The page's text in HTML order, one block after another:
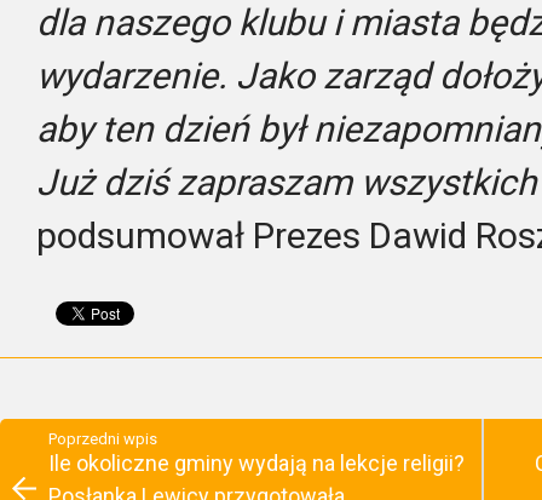
dla naszego klubu i miasta
wydarzenie. Jako zarząd
aby ten dzień był
Już dziś zapraszam
podsumował Prezes Dawid
Poprzedni wpis
Ile okoliczne gminy wydają na lekcje religii?